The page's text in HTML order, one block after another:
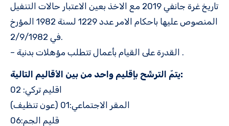
تاريخ غرة جانفي 2019 مع الاخذ بعين الاعتبار حالات التنفيل
المنصوص عليها باحكام الامر عدد 1229 لسنة 1982 المؤرخ
في 2/9/1982.
– القدرة على القيام بأعمال تتطلب مؤهلات بدنية .
يتمّ الترشّح بإقليم واحد من بين الأقاليم التالية:
اقليم تركي: 02
المقر الاجتماعي:01 (عون تنظيف)
قليم الجم:06